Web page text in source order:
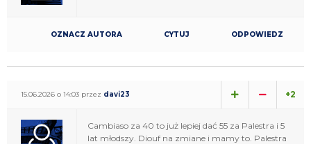
OZNACZ AUTORA CYTUJ ODPOWIEDZ
15.06.2026 o 14:03 przez davi23 +2
Cambiaso za 40 to już lepiej dać 55 za Palestra i 5
lat młodszy. Diouf na zmiane i mamy to. Palestra